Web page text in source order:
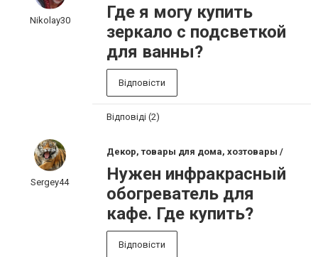
Nikolay30
Где я могу купить
зеркало с подсветкой
для ванны?
Відповісти
Відповіді (2)
Sergey44
Декор, товары для дома, хозтовары /
Нужен инфракрасный
обогреватель для
кафе. Где купить?
Відповісти